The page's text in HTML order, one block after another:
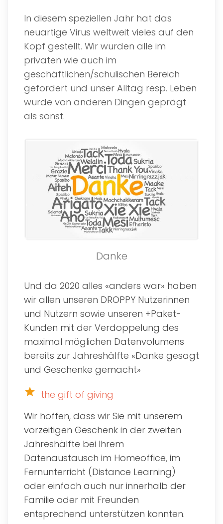
In diesem speziellen Jahr hat das
neuartige Virus weltweit vieles auf den
Kopf gestellt. Wir wurden alle im
privaten wie auch im
geschäftlichen/schulischen Bereich
gefordert und unser Alltag resp. Leben
wurde von anderen Dingen geprägt
als sonst.
Danke
Und da 2020 alles «anders war» haben
wir allen unseren DROPPY Nutzerinnen
und Nutzern sowie unseren +Paket-
Kunden mit der Verdoppelung des
maximal möglichen Datenvolumens
bereits zur Jahreshälfte «Danke gesagt
und Geschenke gemacht»
star the gift of giving
Wir hoffen, dass wir Sie mit unserem
vorzeitigen Geschenk in der zweiten
Jahreshälfte bei Ihrem
Datenaustausch im Homeoffice, im
Fernunterricht (Distance Learning)
oder einfach auch nur innerhalb der
Familie oder mit Freunden
entsprechend unterstützen konnten.